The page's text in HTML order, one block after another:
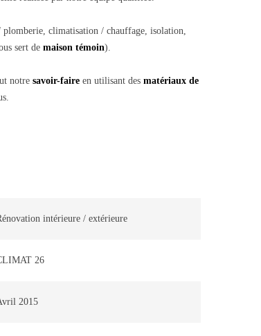
plomberie, climatisation / chauffage, isolation,
sert de maison témoin).
notre savoir-faire en utilisant des matériaux de
intérieure / extérieure
26
2015